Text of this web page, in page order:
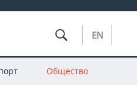
EN
Общество